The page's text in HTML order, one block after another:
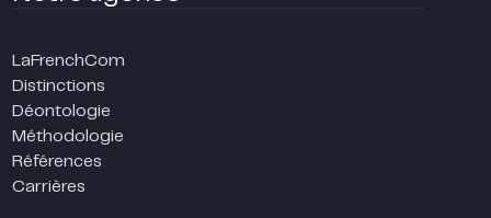
LaFrenchCom
Distinctions
Déontologie
Méthodologie
Références
Carrières